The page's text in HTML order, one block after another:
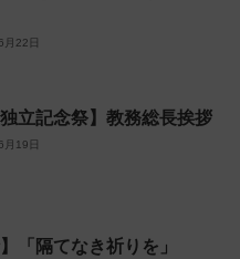
月22日
独立記念祭】教務総長挨拶
月19日
】「隔てなき祈りを」